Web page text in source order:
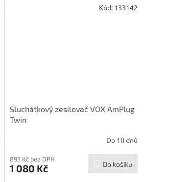
Sluchátkový zesilovač VOX AmPlug
Twin
Do 10 dnů
893 Kč bez DPH
1 080 Kč Do košíku
Kód: 133142